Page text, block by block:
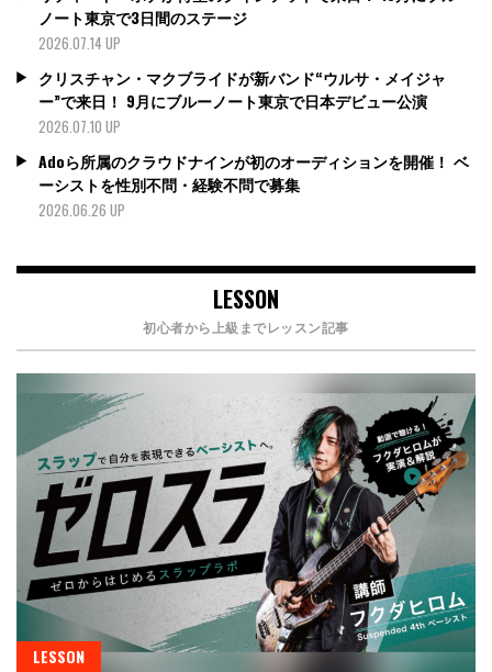
ノート東京で3日間のステージ
2026.07.14 UP
クリスチャン・マクブライドが新バンド“ウルサ・メイジャ
ー”で来日！ 9月にブルーノート東京で日本デビュー公演
2026.07.10 UP
Adoら所属のクラウドナインが初のオーディションを開催！ ベ
ーシストを性別不問・経験不問で募集
2026.06.26 UP
LESSON
初心者から上級までレッスン記事
LESSON